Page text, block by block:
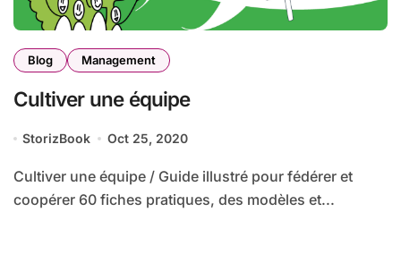
Blog Management
Cultiver une équipe
StorizBook Oct 25, 2020
Cultiver une équipe / Guide illustré pour fédérer et
coopérer 60 fiches pratiques, des modèles et...